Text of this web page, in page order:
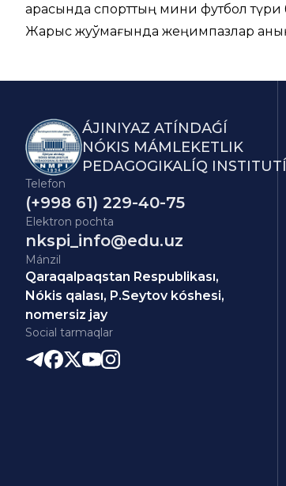
арасында спорттың мини футбол
Жарыс жуўмағында жеңимпазлар
ÁJINIYAZ ATÍNDAǴÍ
NÓKIS MÁMLEKETLIK
PEDAGOGIKALÍQ INSTITUTÍ
Telefon
(+998 61) 229-40-75
Elektron pochta
nkspi_info@edu.uz
Mánzil
Qaraqalpaqstan Respublikası,
Nókis qalası, P.Seytov kóshesi,
nomersiz jay
Social tarmaqlar